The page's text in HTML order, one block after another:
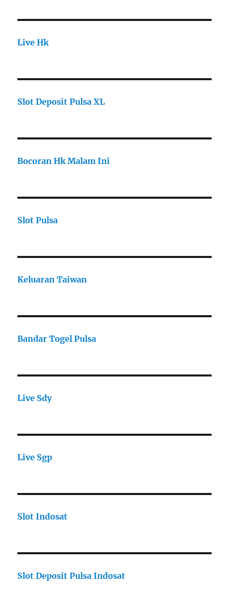
Live Hk
Slot Deposit Pulsa XL
Bocoran Hk Malam Ini
Slot Pulsa
Keluaran Taiwan
Bandar Togel Pulsa
Live Sdy
Live Sgp
Slot Indosat
Slot Deposit Pulsa Indosat